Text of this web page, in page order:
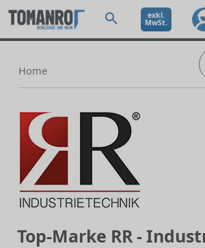
exkl.
MwSt.
Home
Top-Marke RR -